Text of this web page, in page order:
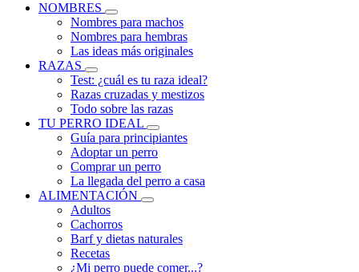
NOMBRES
Nombres para machos
Nombres para hembras
Las ideas más originales
RAZAS
Test: ¿cuál es tu raza ideal?
Razas cruzadas y mestizos
Todo sobre las razas
TU PERRO IDEAL
Guía para principiantes
Adoptar un perro
Comprar un perro
La llegada del perro a casa
ALIMENTACIÓN
Adultos
Cachorros
Barf y dietas naturales
Recetas
¿Mi perro puede comer...?